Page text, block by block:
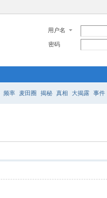
用户名
密码
频率 麦田圈 揭秘 真相 大揭露 事件